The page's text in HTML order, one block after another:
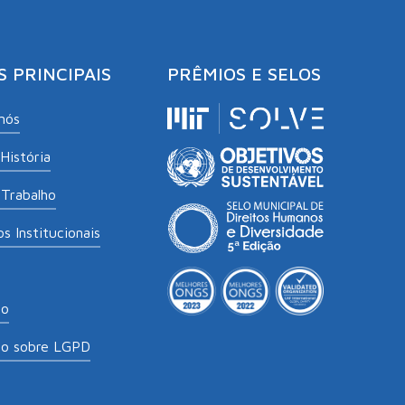
PRINCIPAIS
Institucionais
sobre LGPD
PRÊMIOS E SELOS